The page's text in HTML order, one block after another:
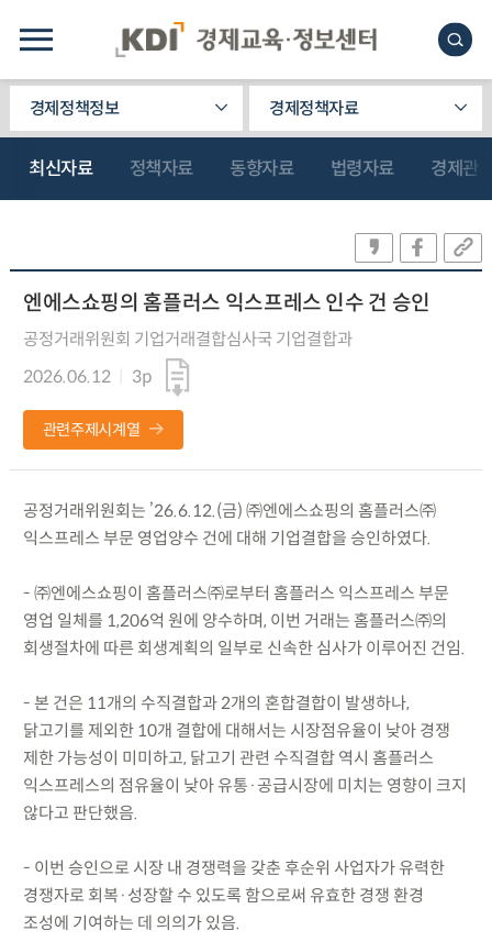
경제정책정보 경제정책자료
최신자료 정책자료 동향자료 법령자료 경제관
엔에스쇼핑의 홈플러스 익스프레스 인수 건 승인
공정거래위원회 기업거래결합심사국 기업결합과
2026.06.12
3p
관련주제시계열
공정거래위원회는 ’26.6.12.(금) ㈜엔에스쇼핑의 홈플러스㈜
익스프레스 부문 영업양수 건에 대해 기업결합을 승인하였다.
- ㈜엔에스쇼핑이 홈플러스㈜로부터 홈플러스 익스프레스 부문
영업 일체를 1,206억 원에 양수하며, 이번 거래는 홈플러스㈜의
회생절차에 따른 회생계획의 일부로 신속한 심사가 이루어진 건임.
- 본 건은 11개의 수직결합과 2개의 혼합결합이 발생하나,
닭고기를 제외한 10개 결합에 대해서는 시장점유율이 낮아 경쟁
제한 가능성이 미미하고, 닭고기 관련 수직결합 역시 홈플러스
익스프레스의 점유율이 낮아 유통·공급시장에 미치는 영향이 크지
않다고 판단했음.
- 이번 승인으로 시장 내 경쟁력을 갖춘 후순위 사업자가 유력한
경쟁자로 회복·성장할 수 있도록 함으로써 유효한 경쟁 환경
조성에 기여하는 데 의의가 있음.